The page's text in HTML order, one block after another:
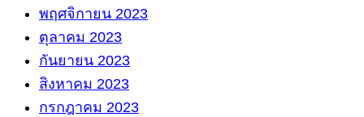
พฤศจิกายน 2023
ตุลาคม 2023
กันยายน 2023
สิงหาคม 2023
กรกฎาคม 2023